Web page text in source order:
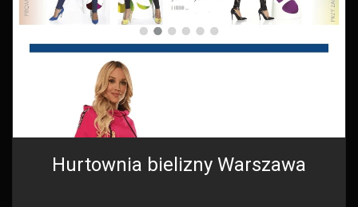
Hurtownia bielizny Warszawa